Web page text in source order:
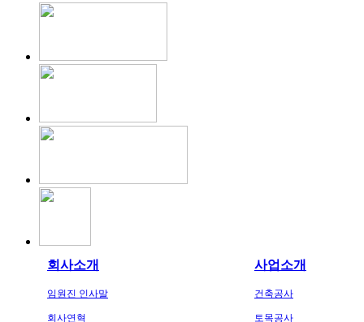
회사소개 사업소개
임원진 인사말
회사연혁
건축공사
토목공사